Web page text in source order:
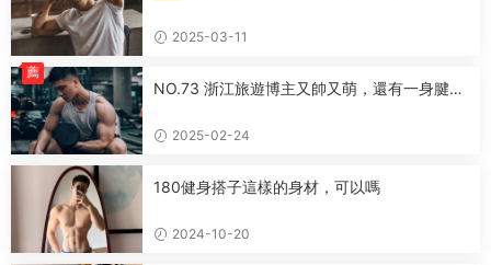
2025-03-11
NO.73 浙江旅遊博主又帥又萌，還有一身腱子
2025-02-24
薦
180健身搭子這樣的身材，可以嗎
2024-10-20